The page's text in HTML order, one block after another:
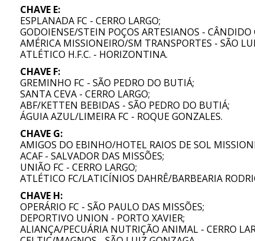
CHAVE E:
ESPLANADA FC - CERRO LARGO;
GODOIENSE/STEIN POÇOS ARTESIANOS - CÂNDIDO
AMÉRICA MISSIONEIRO/SM TRANSPORTES - SÃO
ATLÉTICO H.F.C. - HORIZONTINA.
CHAVE F:
GREMINHO FC - SÃO PEDRO DO BUTIÁ;
SANTA CEVA - CERRO LARGO;
ABF/KETTEN BEBIDAS - SÃO PEDRO DO BUTIÁ;
ÁGUIA AZUL/LIMEIRA FC - ROQUE GONZALES.
CHAVE G:
AMIGOS DO EBINHO/HOTEL RAIOS DE SOL
ACAF - SALVADOR DAS MISSÕES;
UNIÃO FC - CERRO LARGO;
ATLÉTICO FC/LATICÍNIOS DAHRÊ/BARBEARIA
CHAVE H:
OPERÁRIO FC - SÃO PAULO DAS MISSÕES;
DEPORTIVO UNION - PORTO XAVIER;
ALIANÇA/PECUÁRIA NUTRIÇÃO ANIMAL - CERRO